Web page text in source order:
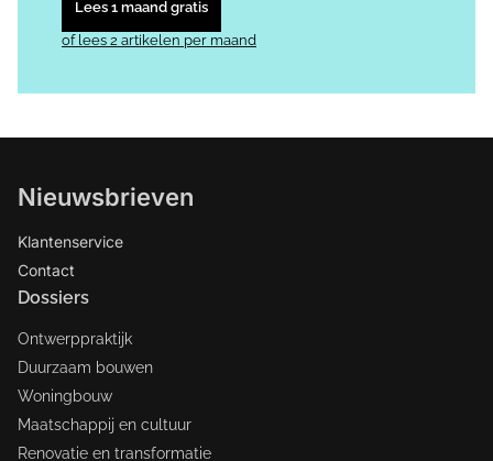
Lees 1 maand gratis
of lees 2 artikelen per maand
Nieuwsbrieven
Klantenservice
Contact
Dossiers
Ontwerppraktijk
Duurzaam bouwen
Woningbouw
Maatschappij en cultuur
Renovatie en transformatie